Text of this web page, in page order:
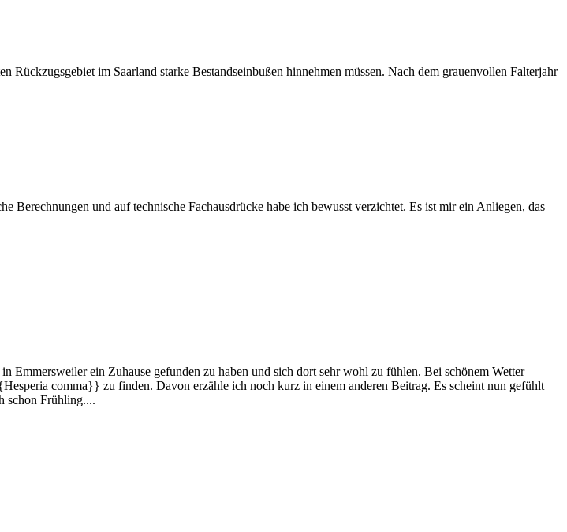
im Saarland starke Bestandseinbußen hinnehmen müssen. Nach dem grauenvollen Falterjahr
und auf technische Fachausdrücke habe ich bewusst verzichtet. Es ist mir ein Anliegen, das
Emmersweiler ein Zuhause gefunden zu haben und sich dort sehr wohl zu fühlen. Bei schönem Wetter
comma}} zu finden. Davon erzähle ich noch kurz in einem anderen Beitrag. Es scheint nun gefühlt
schon Frühling....